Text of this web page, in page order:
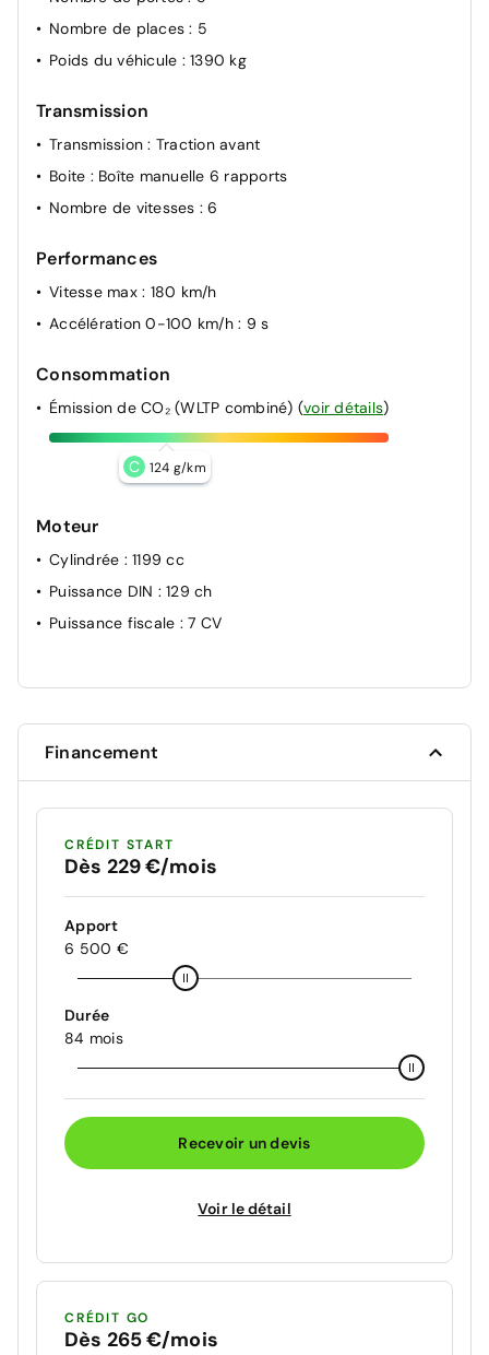
Nombre de places: 5
Poids du véhicule : 1390 kg
Transmission
Transmission: Traction avant
Boite : Boîte manuelle 6 rapports
Nombre de vitesses : 6
Performances
Vitesse max : 180 km/h
Accélération 0-100 km/h : 9 s
Consommation
Émission de CO₂ (WLTP combiné) (voir détails)
C 124 g/km
Moteur
Cylindrée : 1199 cc
Puissance DIN : 129 ch
Puissance fiscale : 7 CV
Financement
CRÉDIT START
Dès 229 €/mois
Apport
6 500 €
Durée
84 mois
Recevoir un devis
Voir le détail
CRÉDIT GO
Dès 265 €/mois